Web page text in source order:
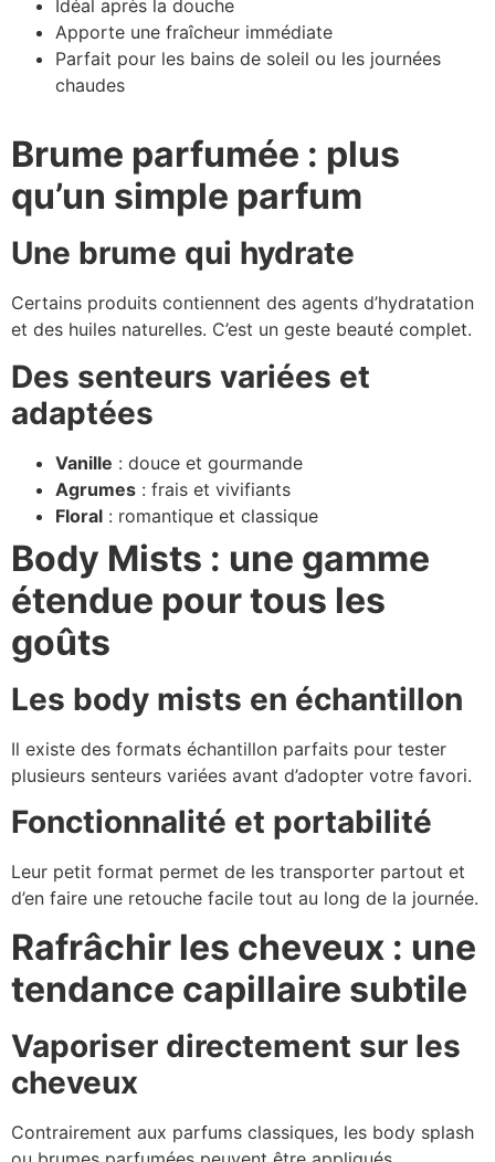
Idéal après la douche
Apporte une fraîcheur immédiate
Parfait pour les bains de soleil ou les journées
chaudes
Brume parfumée : plus
qu’un simple parfum
Une brume qui hydrate
Certains produits contiennent des agents d’hydratation
et des huiles naturelles. C’est un geste beauté complet.
Des senteurs variées et
adaptées
Vanille : douce et gourmande
Agrumes : frais et vivifiants
Floral : romantique et classique
Body Mists : une gamme
étendue pour tous les
goûts
Les body mists en échantillon
Il existe des formats échantillon parfaits pour tester
plusieurs senteurs variées avant d’adopter votre favori.
Fonctionnalité et portabilité
Leur petit format permet de les transporter partout et
d’en faire une retouche facile tout au long de la journée.
Rafrâchir les cheveux : une
tendance capillaire subtile
Vaporiser directement sur les
cheveux
Contrairement aux parfums classiques, les body splash